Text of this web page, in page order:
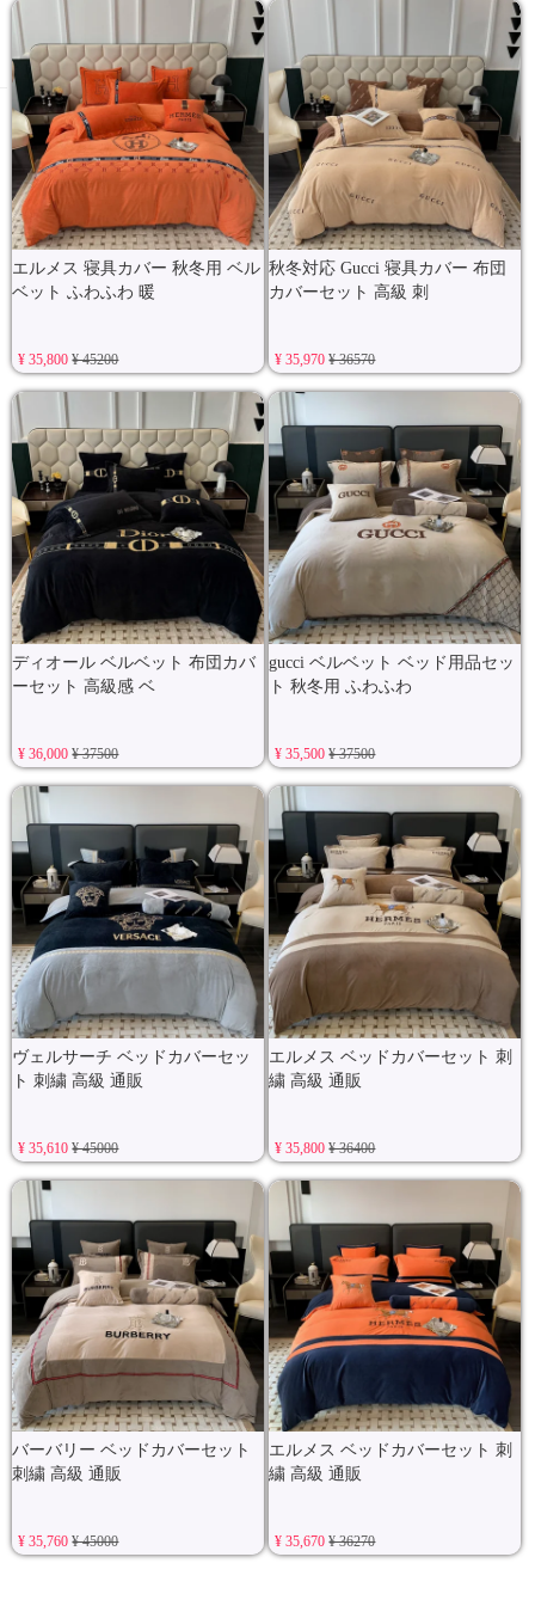
エルメス 寝具カバー 秋冬用 ベル
ベット ふわふわ 暖
¥ 35,800¥ 45200
秋冬対応 Gucci 寝具カバー 布団
カバーセット 高級 刺
¥ 35,970¥ 36570
ディオール ベルベット 布団カバ
ーセット 高級感 ベ
¥ 36,000¥ 37500
gucci ベルベット ベッド用品セッ
ト 秋冬用 ふわふわ
¥ 35,500¥ 37500
ヴェルサーチ ベッドカバーセッ
ト 刺繍 高級 通販
¥ 35,610¥ 45000
エルメス ベッドカバーセット 刺
繍 高級 通販
¥ 35,800¥ 36400
バーバリー ベッドカバーセット
刺繍 高級 通販
¥ 35,760¥ 45000
エルメス ベッドカバーセット 刺
繍 高級 通販
¥ 35,670¥ 36270